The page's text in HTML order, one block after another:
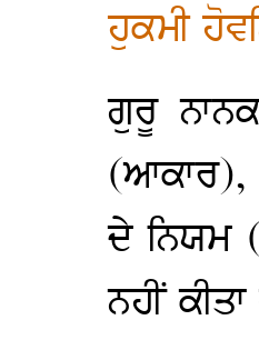
ਹੁਕਮੀ
ਗੁਰੂ
ਦੇ ਨਿਯਮ
ਨਹੀਂ